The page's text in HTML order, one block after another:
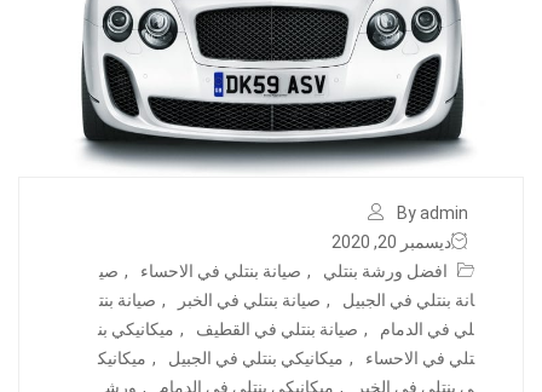
By admin
ديسمبر 20, 2020
افضل ورشة بنتلي
, صيانة بنتلي في الاحساء , صي
انة بنتلي في الجبيل
, صيانة بنتلي في الخبر , صيانة بنت
لي في الدمام
, صيانة بنتلي في القطيف , ميكانيكي بن
تلي في الاحساء
, ميكانيكي بنتلي في الجبيل , ميكانيك
ي بنتلي في الخبر
, ميكانيكي بنتلي في الدمام , ورش